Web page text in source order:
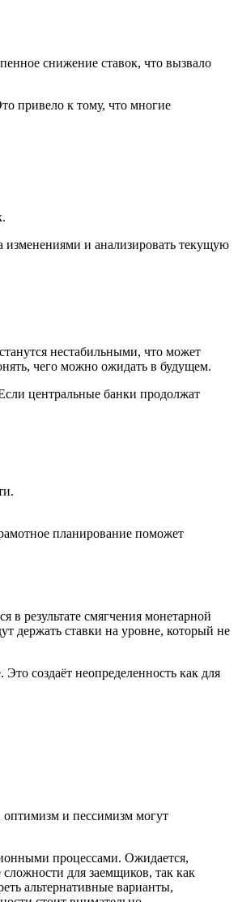
снижение ставок, что вызвало
привело к тому, что многие
изменениями и анализировать текущую
нестабильными, что может
чего можно ожидать в будущем.
центральные банки продолжат
планирование поможет
в результате смягчения монетарной
держать ставки на уровне, который не
создаёт неопределенность как для
оптимизм и пессимизм могут
процессами. Ожидается,
для заемщиков, так как
альтернативные варианты,